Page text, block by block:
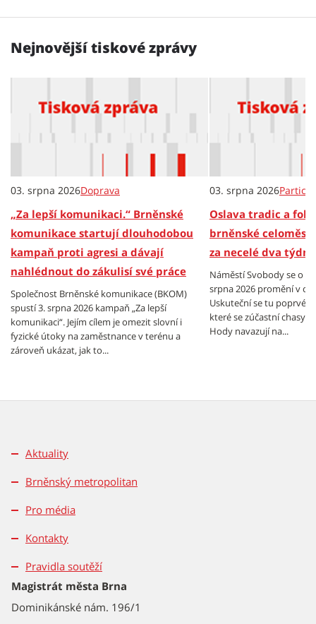
Nejnovější tiskové zprávy
03. srpna 2026Doprava
„Za lepší komunikaci.“ Brněnské
komunikace startují dlouhodobou
kampaň proti agresi a dávají
nahlédnout do zákulisí své práce
Společnost Brněnské komunikace (BKOM)
spustí 3. srpna 2026 kampaň „Za lepší
komunikaci“. Jejím cílem je omezit slovní i
fyzické útoky na zaměstnance v terénu a
zároveň ukázat, jak to...
03. srpna 2026
Oslava tradic a
brněnské
za necelé dva týdny
Náměstí Svobody se o
srpna 2026 promění v
Uskuteční se tu poprvé
které se zúčastní chasy
Hody navazují na...
Aktuality
Brněnský metropolitan
Pro média
Kontakty
Pravidla soutěží
Magistrát města Brna
Dominikánské nám. 196/1